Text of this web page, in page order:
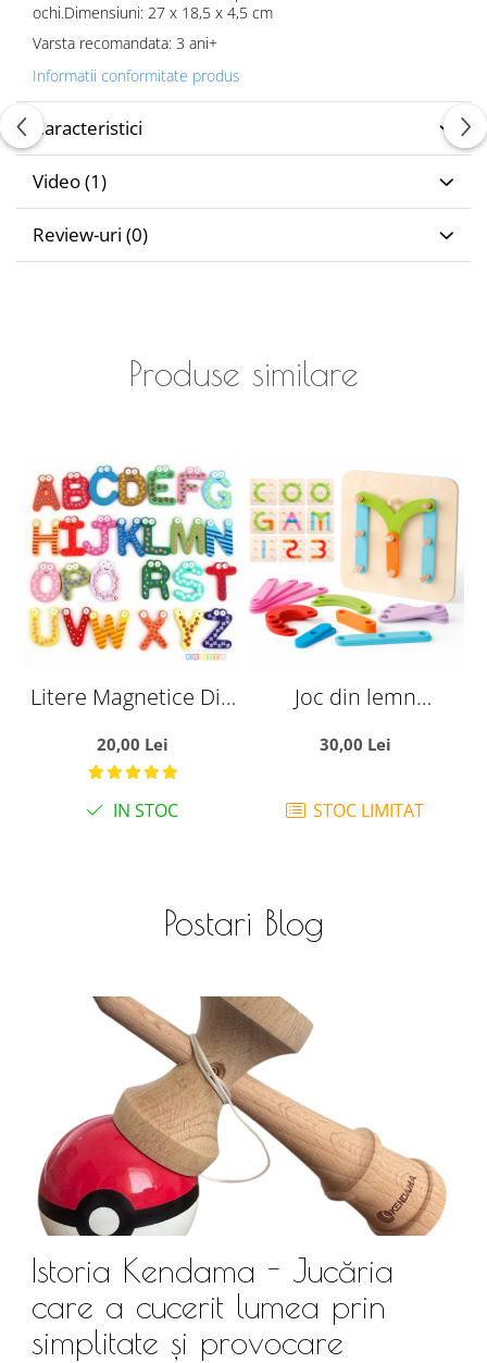
ochi.Dimensiuni: 27 x 18,5 x 4,5 cm
Varsta recomandata: 3 ani+
Informatii conformitate produs
Caracteristici
Video(1)
Review-uri (0)
Produse similare
Litere Magnetice Din
20,00 Lei
IN STOC
Joc din lemn
litere, cifre si culori
30,00 Lei
STOC LIMITAT
Postari Blog
Istoria Kendama - Jucăria
care a cucerit lumea prin
simplitate și provocare